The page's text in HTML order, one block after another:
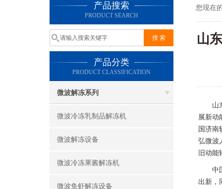
产品搜索
PRODUCT SEARCH
产品分类
PRODUCT CLASSIFICATION
微波解冻系列
微波冷冻乳制品解冻机
微波解冻设备
微波冷冻果酱解冻机
微波鱼虾解冻设备
您现在
山
山
展新动
国济南
弘微波
旧动
中
出新，